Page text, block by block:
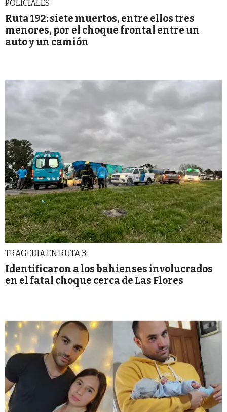
POLICIALES
Ruta 192: siete muertos, entre ellos tres
menores, por el choque frontal entre un
auto y un camión
TRAGEDIA EN RUTA 3:
Identificaron a los bahienses involucrados
en el fatal choque cerca de Las Flores